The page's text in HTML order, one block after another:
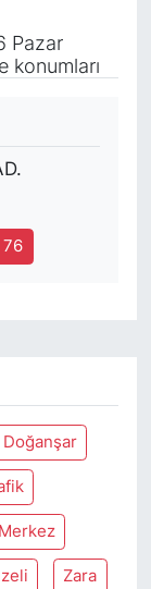
Pazar
konumları
76
Doğanşar
Merkez
Zara